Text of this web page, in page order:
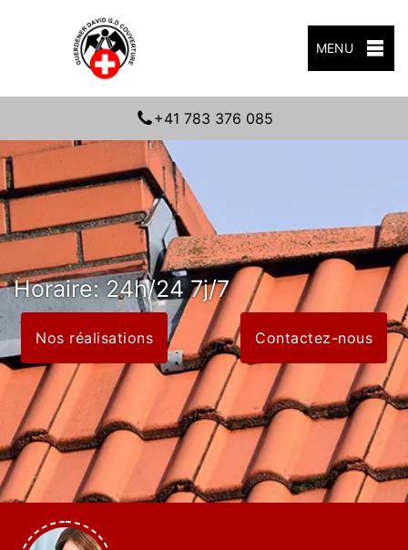
MENU
+41 783 376 085
Horaire: 24h/24 7j/7
Nos réalisations Contactez-nous